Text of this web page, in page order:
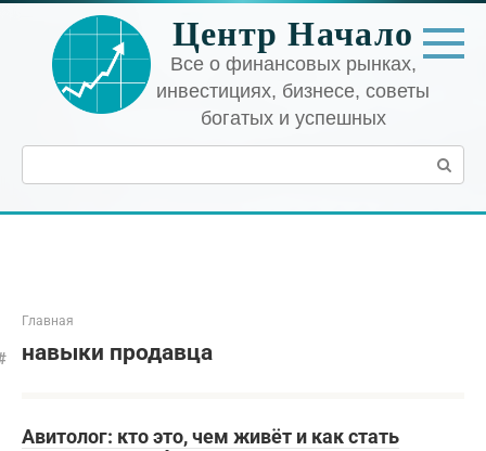
Перейти
контенту
Центр Начало
Все о финансовых рынках,
инвестициях, бизнесе, советы
богатых и успешных
Поиск:
Главная
навыки продавца
Авитолог: кто это, чем живёт и как стать